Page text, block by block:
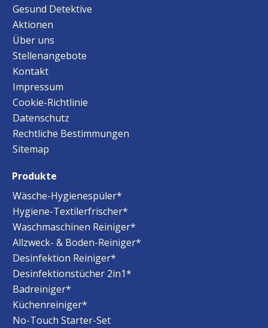
Gesund Detektive
Aktionen
Über uns
Stellenangebote
Kontakt
Impressum
Cookie-Richtlinie
Datenschutz
Rechtliche Bestimmungen
Sitemap
Produkte
Wäsche-Hygienespüler*
Hygiene-Textilerfrischer*
Waschmaschinen Reiniger*
Allzweck- & Boden-Reiniger*
Desinfektion Reiniger*
Desinfektionstücher 2in1*
Badreiniger*
Küchenreiniger*
No-Touch Starter-Set